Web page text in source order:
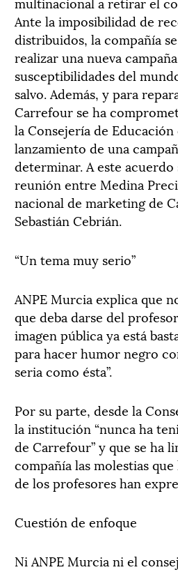
Ante la imposibilidad de
distribuidos, la compañía
realizar una nueva
susceptibilidades del
salvo. Además, y para
Carrefour se ha
la Consejería de
lanzamiento de una
determinar. A este acuerdo
reunión entre Medina
nacional de marketing de
Sebastián Cebrián.
“Un tema muy serio”
ANPE Murcia explica que
que deba darse del
imagen pública ya está
para hacer humor negro
seria como ésta”.
Por su parte, desde la
la institución “nunca ha
de Carrefour” y que se ha
compañía las molestias
de los profesores han
Cuestión de enfoque
Ni ANPE Murcia ni el